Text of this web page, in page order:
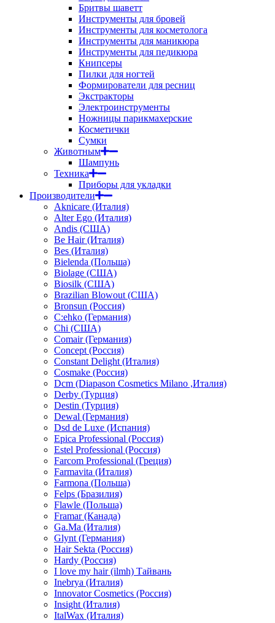
Бритвы шаветт
Инструменты для бровей
Инструменты для косметолога
Инструменты для маникюра
Инструменты для педикюра
Книпсеры
Пилки для ногтей
Формирователи для ресниц
Экстракторы
Электроинструменты
Ножницы парикмахерские
Косметички
Сумки
Животным
Шампунь
Техника
Приборы для укладки
Производители
Aknicare (Италия)
Alter Ego (Италия)
Andis (США)
Be Hair (Италия)
Bes (Италия)
Bielenda (Польша)
Biolage (США)
Biosilk (США)
Brazilian Blowout (США)
Bronsun (Россия)
C:ehko (Германия)
Chi (США)
Comair (Германия)
Concept (Россия)
Constant Delight (Италия)
Cosmake (Россия)
Dcm (Diapason Cosmetics Milano ,Италия)
Derby (Турция)
Destin (Турция)
Dewal (Германия)
Dsd de Luxe (Испания)
Epica Professional (Россия)
Estel Professional (Россия)
Farcom Professional (Греция)
Farmavita (Италия)
Farmona (Польша)
Felps (Бразилия)
Flawle (Польша)
Framar (Канада)
Ga.Ma (Италия)
Glynt (Германия)
Hair Sekta (Россия)
Hardy (Россия)
I love my hair (ilmh) Тайвань
Inebrya (Италия)
Innovator Cosmetics (Россия)
Insight (Италия)
ItalWax (Италия)